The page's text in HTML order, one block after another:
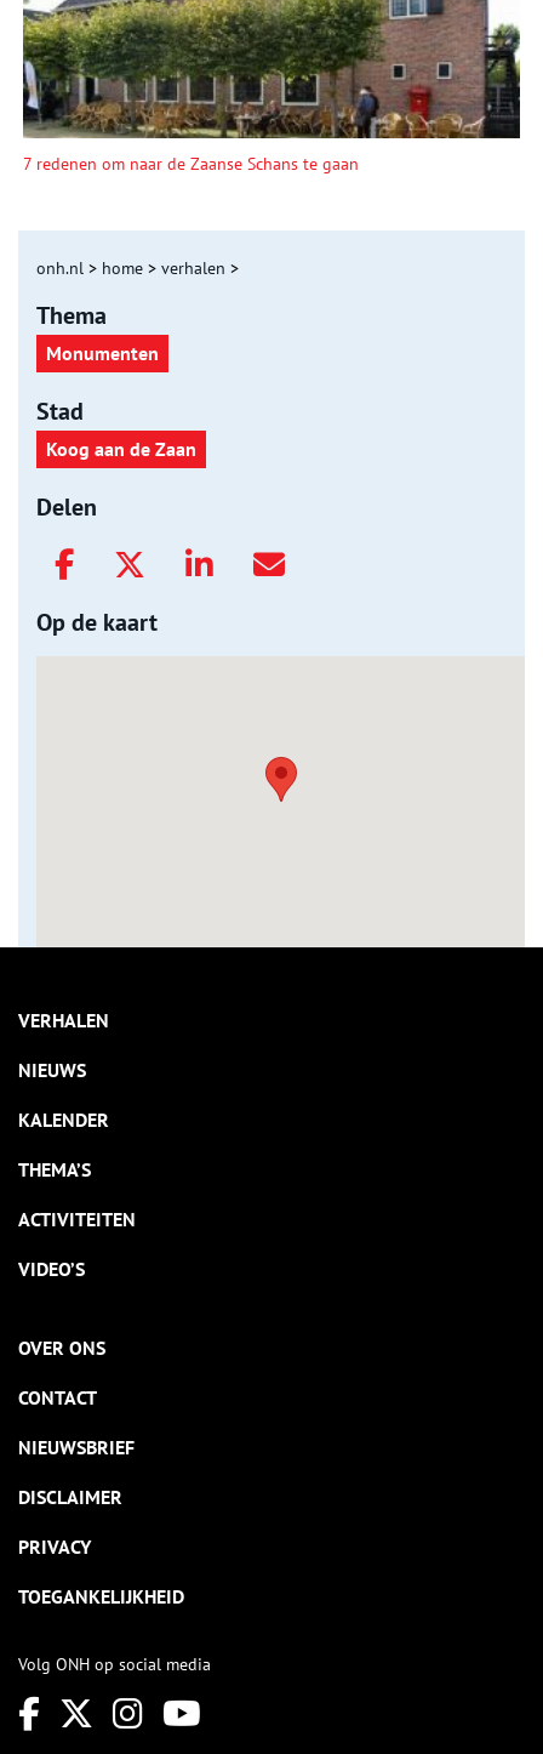
7 redenen om naar de Zaanse Schans te gaan
onh.nl > home > verhalen >
Thema
Monumenten
Stad
Koog aan de Zaan
Delen
Op de kaart
VERHALEN
NIEUWS
KALENDER
THEMA’S
ACTIVITEITEN
VIDEO’S
OVER ONS
CONTACT
NIEUWSBRIEF
DISCLAIMER
PRIVACY
TOEGANKELIJKHEID
Volg ONH op social media